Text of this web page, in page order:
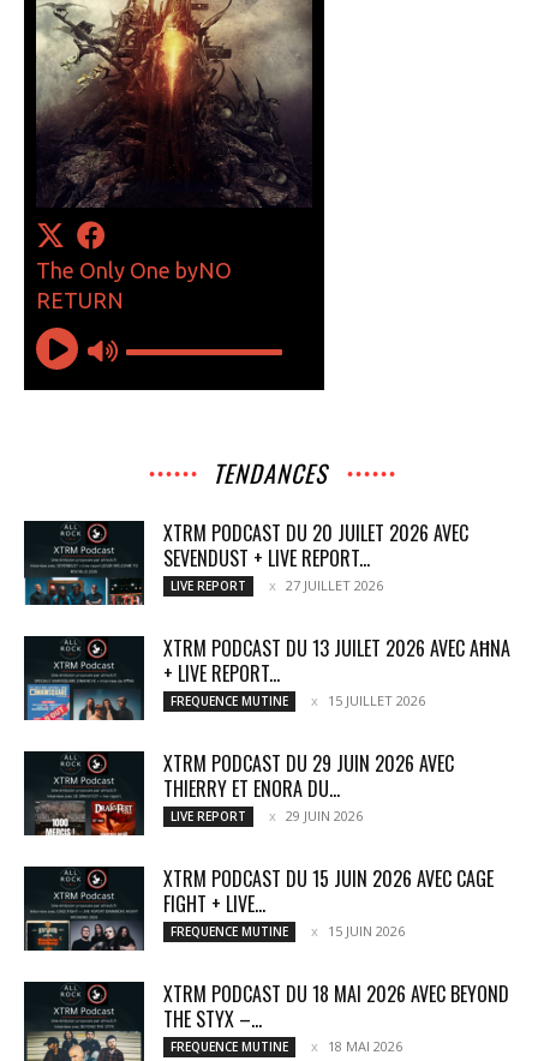
TENDANCES
XTRM PODCAST DU 20 JUILET 2026 AVEC
SEVENDUST + LIVE REPORT...
LIVE REPORT 27 JUILLET 2026
XTRM PODCAST DU 13 JUILET 2026 AVEC AĦNA
+ LIVE REPORT...
FREQUENCE MUTINE 15 JUILLET 2026
XTRM PODCAST DU 29 JUIN 2026 AVEC
THIERRY ET ENORA DU...
LIVE REPORT 29 JUIN 2026
XTRM PODCAST DU 15 JUIN 2026 AVEC CAGE
FIGHT + LIVE...
FREQUENCE MUTINE 15 JUIN 2026
XTRM PODCAST DU 18 MAI 2026 AVEC BEYOND
THE STYX –...
FREQUENCE MUTINE 18 MAI 2026